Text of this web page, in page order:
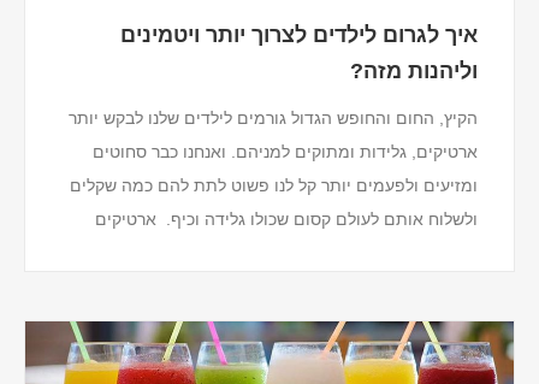
איך לגרום לילדים לצרוך יותר ויטמינים
וליהנות מזה?
הקיץ, החום והחופש הגדול גורמים לילדים שלנו לבקש יותר
ארטיקים, גלידות ומתוקים למניהם. ואנחנו כבר סחוטים
ומזיעים ולפעמים יותר קל לנו פשוט לתת להם כמה שקלים
ולשלוח אותם לעולם קסום שכולו גלידה וכיף. ארטיקים